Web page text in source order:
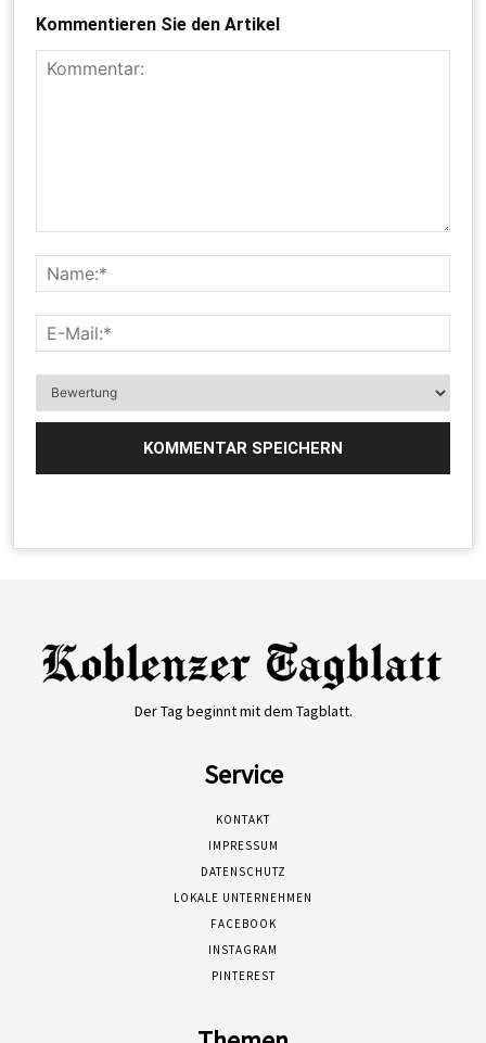
Kommentieren Sie den Artikel
Der Tag beginnt mit dem Tagblatt.
Service
KONTAKT
IMPRESSUM
DATENSCHUTZ
LOKALE UNTERNEHMEN
FACEBOOK
INSTAGRAM
PINTEREST